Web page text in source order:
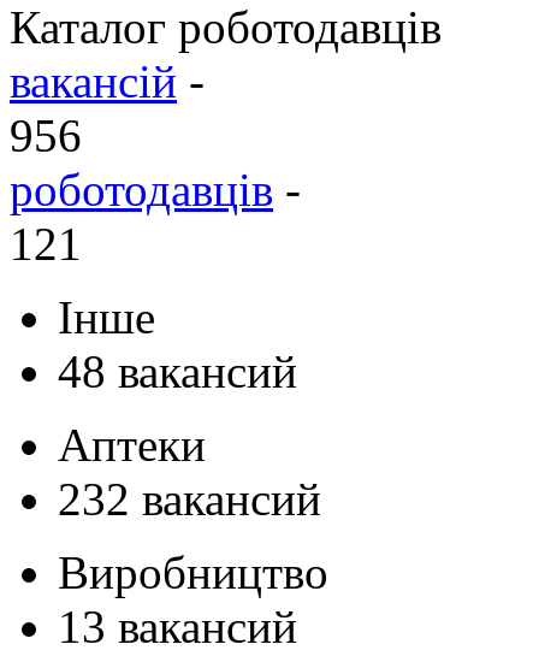
Каталог роботодавців
вакансій -
956
роботодавців -
121
Інше
48 вакансий
Аптеки
232 вакансий
Виробництво
13 вакансий